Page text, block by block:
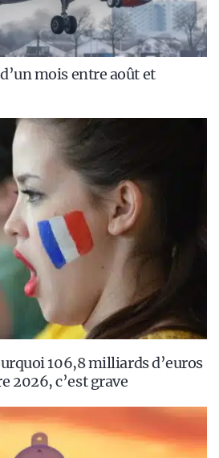
mois entre août et
106,8 milliards d’euros
2026, c’est grave